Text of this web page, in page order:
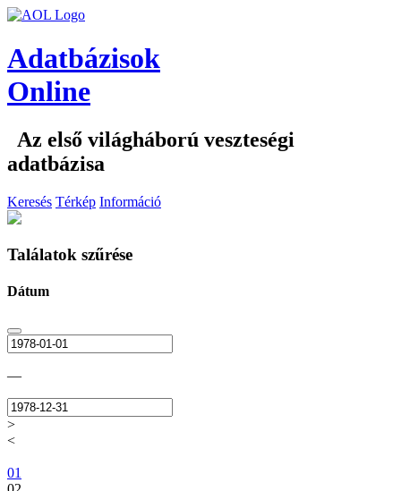
Adatbázisok
Online
Az első világháború veszteségi
adatbázisa
Keresés Térkép Információ
Találatok szűrése
Dátum
—
>
<
01